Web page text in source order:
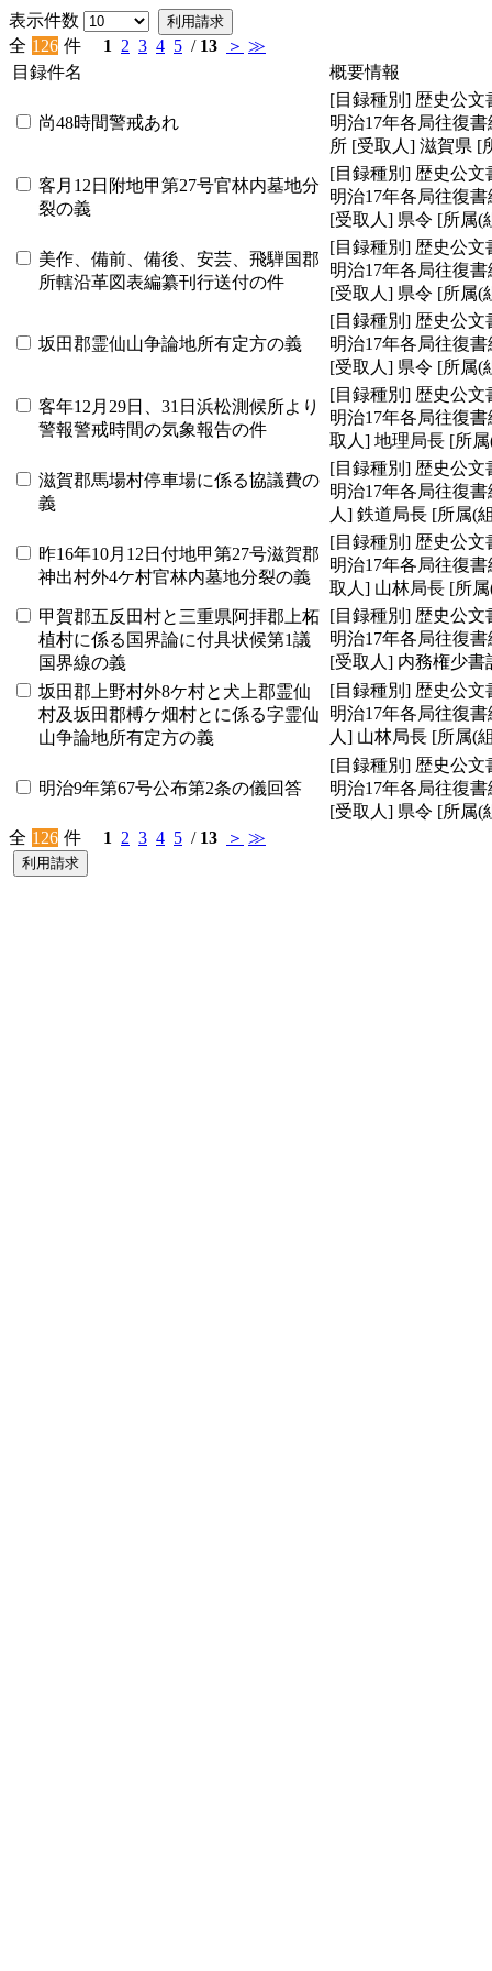
表示件数 利用請求
全 126 件 1 2 3 4 5 / 13 ＞ ≫
目録件名
概要情報
尚48時間警戒あれ
[目録種別] 歴史公文
明治17年各局往復書
所 [受取人] 滋賀県 [
客月12日附地甲第27号官林内墓地分
裂の義
[目録種別] 歴史公文
明治17年各局往復書
[受取人] 県令 [所属(
美作、備前、備後、安芸、飛騨国郡
所轄沿革図表編纂刊行送付の件
[目録種別] 歴史公文
明治17年各局往復書
[受取人] 県令 [所属(
坂田郡霊仙山争論地所有定方の義
[目録種別] 歴史公文
明治17年各局往復書
[受取人] 県令 [所属(
客年12月29日、31日浜松測候所より
警報警戒時間の気象報告の件
[目録種別] 歴史公文
明治17年各局往復書
取人] 地理局長 [所
滋賀郡馬場村停車場に係る協議費の
義
[目録種別] 歴史公文
明治17年各局往復書
人] 鉄道局長 [所属(
昨16年10月12日付地甲第27号滋賀郡
神出村外4ケ村官林内墓地分裂の義
[目録種別] 歴史公文
明治17年各局往復書
取人] 山林局長 [所
甲賀郡五反田村と三重県阿拝郡上柘
植村に係る国界論に付具状候第1議
国界線の義
[目録種別] 歴史公文
明治17年各局往復書
[受取人] 内務権少書
坂田郡上野村外8ケ村と犬上郡霊仙
村及坂田郡榑ケ畑村とに係る字霊仙
山争論地所有定方の義
[目録種別] 歴史公文
明治17年各局往復書
人] 山林局長 [所属(
明治9年第67号公布第2条の儀回答
[目録種別] 歴史公文
明治17年各局往復書
[受取人] 県令 [所属(
全 126 件 1 2 3 4 5 / 13 ＞ ≫
利用請求